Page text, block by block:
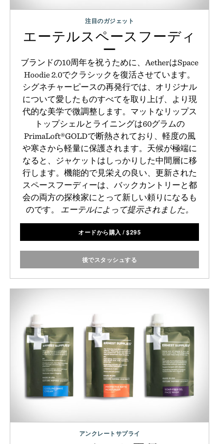
注目のガジェット
エーテルスペースフーディ
ー
ブランドの10周年を祝うために、AetherはSpace
Hoodie 2.0でクラシックを復活させています。
シグネチャーピースの再発行では、オリジナル
について愛したものすべてを取り上げ、より現
代的な美学で微調整します。マットなリップス
トップシェルとライニングは60グラムの
PrimaLoft®GOLDで断熱されており、軽度の風
や寒さから軽量に保護されます。天候が極端に
なると、ジャケットはしっかりした中間層に移
行します。機能的で見栄えの良い、更新された
スペースフーディーは、バックカントリーと都
会の両方の探検家にとって新しい頼りになるも
のです。 エーテルによって提示されました。
オードから購入 /$295
後でスタッシュする
アンクレートサプライ